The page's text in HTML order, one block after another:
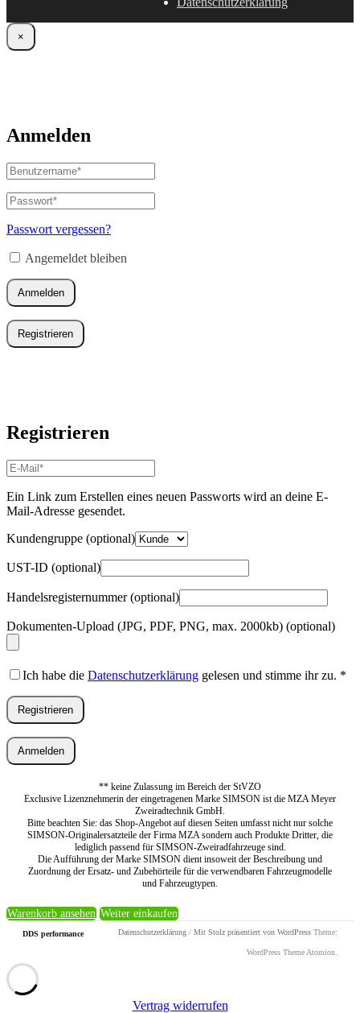
×
Anmelden
Benutzername
oder
E-
Mail-
Adresse*
Passwort*
Erforderlich
Passwort vergessen?
Angemeldet bleiben
Anmelden
Registrieren
Registrieren
E-
Mail-
Adresse*
Erforderlich
Ein Link zum Erstellen eines neuen Passworts wird an deine E-
Mail-Adresse gesendet.
Kundengruppe (optional)
UST-ID (optional)
Handelsregisternummer(optional)
Dokumenten-Upload (JPG, PDF, PNG, max. 2000kb) (optional)
Ich habe die Datenschutzerklärung gelesen und stimme ihr zu. *
Registrieren
Anmelden
** keine Zulassung im Bereich der StVZO
Exclusive Lizenznehmerin der eingetragenen Marke SIMSON ist die MZA Meyer
Zweiradtechnik GmbH.
Bitte beachten Sie: das Shop-Angebot auf diesen Seiten umfasst nicht nur solche
SIMSON-Originalersatzteile der Firma MZA sondern auch Produkte Dritter, die
lediglich passend für SIMSON-Zweiradfahrzeuge sind.
Die Aufführung der Marke SIMSON dient insoweit der Beschreibung und
Zuordnung der Ersatz- und Zubehörteile für die verwendbaren Fahrzeugmodelle
und Fahrzeugtypen.
Warenkorb ansehen Weiter einkaufen
DDS performance Datenschutzerklärung / Mit Stolz präsentiert von WordPress Theme:
WordPress Theme Atomion.
Vertrag widerrufen